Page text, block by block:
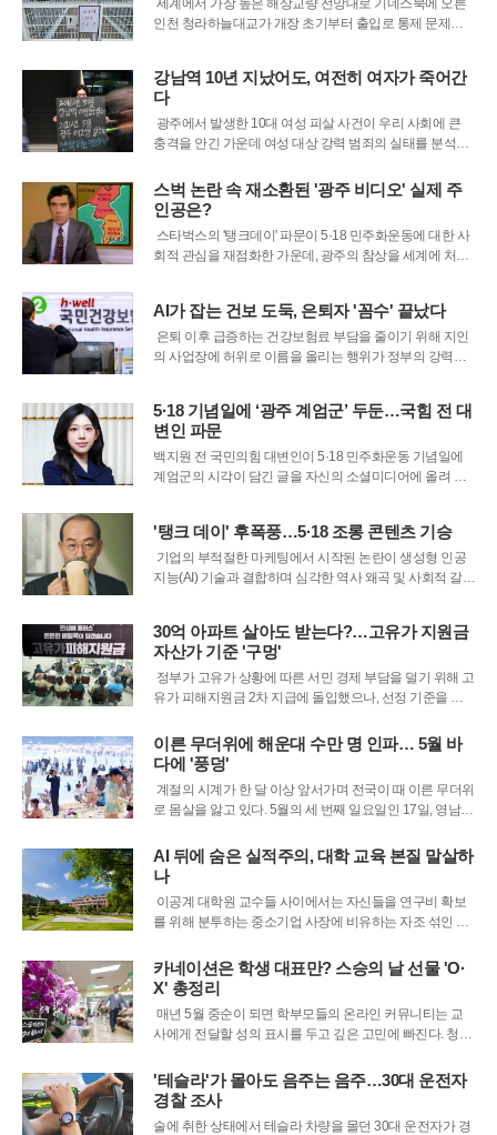
인천 청라하늘대교가 개장 초기부터 출입로 통제 문제로
면서 관광객들의 발길이 끊기고 있다. 군은 해안 경계 작전
에 필요한 감시 장비가 설치되지
강남역 10년 지났어도, 여전히 여자가 죽어간
다
광주에서 발생한 10대 여성 피살 사건이 우리 사회에 큰
충격을 안긴 가운데 여성 대상 강력 범죄의 실태를 분석한
판결문 108건을 검토한 결과, 대다수의 범행이 면식범에
의해 저질러진 것으로 나타났다. 이는 여성이 일상에서 가
장 안전하다고 느껴야 할
스벅 논란 속 재소환된 '광주 비디오' 실제 주
인공은?
스타벅스의 '탱크데이' 파문이 5·18 민주화운동에 대한 사
회적 관심을 재점화한 가운데, 광주의 참상을 세계에 처음
대중에게는 영화를 통해 '푸른 눈의 목격자'가 최초의 기록
자로 각인되어 왔으나, 최근
AI가 잡는 건보 도둑, 은퇴자 '꼼수' 끝났다
은퇴 이후 급증하는 건강보험료 부담을 줄이기 위해 지인
의 사업장에 허위로 이름을 올리는 행위가 정부의 강력한
천만 원에 달하는 소급 보험료와 가산금을 부과하고 있다.
과거에는 서류상 요건만 갖추면 단
5·18 기념일에 ‘광주 계엄군’ 두둔…국힘 전 대
변인 파문
백지원 전 국민의힘 대변인이 5·18 민주화운동 기념일에
계엄군의 시각이 담긴 글을 자신의 소셜미디어에 올려 논
된 책에 실린 내용인 것으로 파악됐다.논란은 5·18 민주화
운동 46주년이던 지난
'탱크 데이' 후폭풍…5·18 조롱 콘텐츠 기승
기업의 부적절한 마케팅에서 시작된 논란이 생성형 인공
지능(AI) 기술과 결합하며 심각한 역사 왜곡 및 사회적 갈등
5·18 민주화운동을 조롱하는 듯한 가상 영상이 급속도로
유포되면서 파장이 일파만파
30억 아파트 살아도 받는다?…고유가 지원금
자산가 기준 '구멍'
정부가 고유가 상황에 따른 서민 경제 부담을 덜기 위해 고
유가 피해지원금 2차 지급에 돌입했으나, 선정 기준을 둘
3,600만 명을 대상으로 하는 이번 지원은 지급 첫날부터 탈
락자들의 불만이 쏟아지며 술렁이는 모습이다. 특히 과거
민생회복 소비쿠폰을 받
이른 무더위에 해운대 수만 명 인파… 5월 바
다에 '풍덩'
계절의 시계가 한 달 이상 앞서가며 전국이 때 이른 무더위
로 몸살을 앓고 있다. 5월의 세 번째 일요일인 17일, 영남권
쩍 넘어서는 등 한여름을 방불케 하는 날씨가 이어졌다. 기
상청 관측 결과 경남 밀양의 수은주가 35.1도까지 치솟았
고, 경산과 경주 역
AI 뒤에 숨은 실적주의, 대학 교육 본질 말살하
나
이공계 대학원 교수들 사이에서는 자신들을 연구비 확보
를 위해 분투하는 중소기업 사장에 비유하는 자조 섞인 농
부 과제를 따내기 위해 외부로 뛰어다니는 시간이 압도적
으로 많기 때문이다. 최근에는 대학원생 급여 상한선까지
인상되면서, 수십 명의 제자를 거느린
카네이션은 학생 대표만? 스승의 날 선물 'O·
X' 총정리
매년 5월 중순이 되면 학부모들의 온라인 커뮤니티는 교
사에게 전달할 성의 표시를 두고 깊은 고민에 빠진다. 청탁
지만, 감사의 마음을 담은 소박한 선물조차 법 위반이 될 수
있다는 사실에 학부모들은 여전히 갈피를 잡지 못하고 있
다. 교육당국은 스승의 날을 앞
'테슬라'가 몰아도 음주는 음주…30대 운전자
경찰 조사
술에 취한 상태에서 테슬라 차량을 몰던 30대 운전자가 경